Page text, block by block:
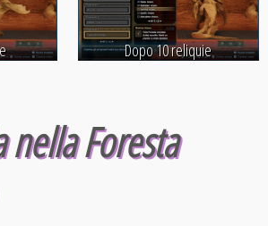
Dopo 10 reliquie
Foresta